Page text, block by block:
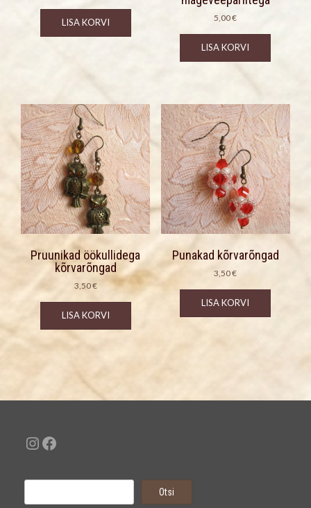
LISA KORVI 5,00€
LISA KORVI
Pruunikad öökullidega
kõrvarõngad
3,50€
LISA KORVI
Punakad kõrvarõngad
3,50€
LISA KORVI
Instagram
Facebook
Otsi